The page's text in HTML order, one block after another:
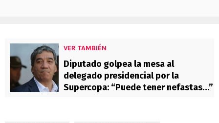
VER TAMBIÉN
Diputado golpea la mesa al
delegado presidencial por la
Supercopa: “Puede tener nefastas…”